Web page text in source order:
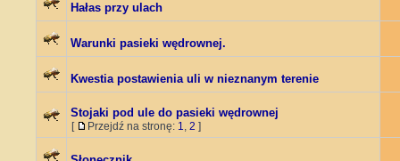
Hałas przy ulach
Warunki pasieki wędrownej.
Kwestia postawienia uli w nieznanym terenie
Stojaki pod ule do pasieki wędrownej
[ Przejdź na stronę: 1, 2 ]